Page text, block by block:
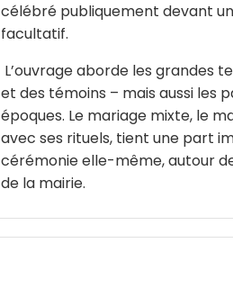
célébré publiquement devant
facultatif.
L’ouvrage aborde les grandes
et des témoins – mais aussi les
époques. Le mariage mixte, le
avec ses rituels, tient une part
cérémonie elle-même, autour
de la mairie.